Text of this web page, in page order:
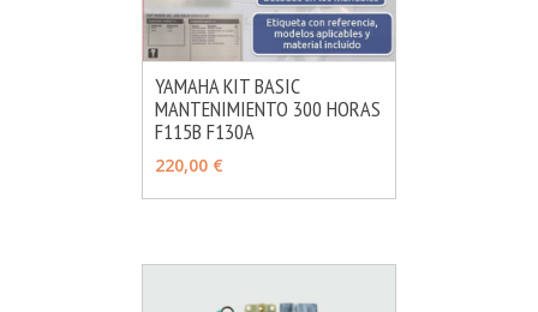
AÑADIR MÁS INFO
YAMAHA KIT BASIC
MANTENIMIENTO 300 HORAS
F115B F130A
220,00 €